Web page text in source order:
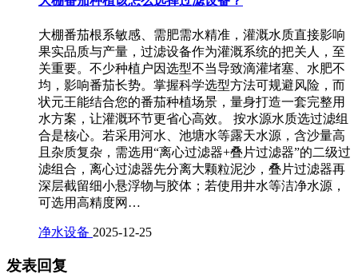
大棚番茄根系敏感、需肥需水精准，灌溉水质直接影响
果实品质与产量，过滤设备作为灌溉系统的把关人，至
关重要。不少种植户因选型不当导致滴灌堵塞、水肥不
均，影响番茄长势。掌握科学选型方法可规避风险，而
状元王能结合您的番茄种植场景，量身打造一套完整用
水方案，让灌溉环节更省心高效。 按水源水质选过滤组
合是核心。若采用河水、池塘水等露天水源，含沙量高
且杂质复杂，需选用“离心过滤器+叠片过滤器”的二级过
滤组合，离心过滤器先分离大颗粒泥沙，叠片过滤器再
深层截留细小悬浮物与胶体；若使用井水等洁净水源，
可选用高精度网…
净水设备 2025-12-25
发表回复